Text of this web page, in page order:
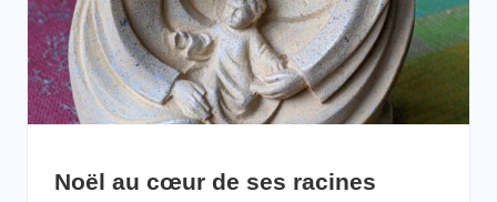
Noël au cœur de ses racines